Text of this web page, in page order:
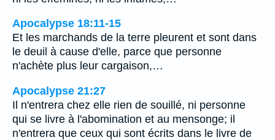
Apocalypse 18:11-15
Et les marchands de la terre pleurent et sont dans
le deuil à cause d'elle, parce que personne
n'achète plus leur cargaison,…
Apocalypse 21:27
Il n'entrera chez elle rien de souillé, ni personne
qui se livre à l'abomination et au mensonge; il
n'entrera que ceux qui sont écrits dans le livre de